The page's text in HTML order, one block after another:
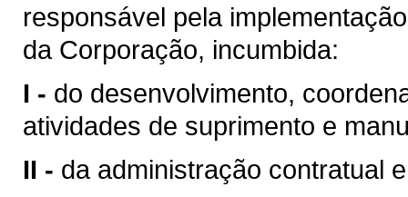
responsável pela
da Corporação, incumbida:
I - do desenvolvimento,
atividades de suprimento e
II - da administração contratual